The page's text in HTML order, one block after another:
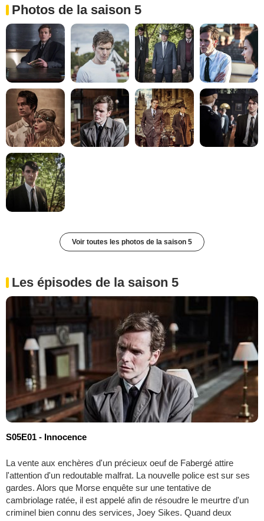
Photos de la saison 5
Voir toutes les photos de la saison 5
Les épisodes de la saison 5
S05E01 - Innocence
La vente aux enchères d'un précieux oeuf de Fabergé attire
l'attention d'un redoutable malfrat. La nouvelle police est sur ses
gardes. Alors que Morse enquête sur une tentative de
cambriolage ratée, il est appelé afin de résoudre le meurtre d'un
criminel bien connu des services, Joey Sikes. Quand deux